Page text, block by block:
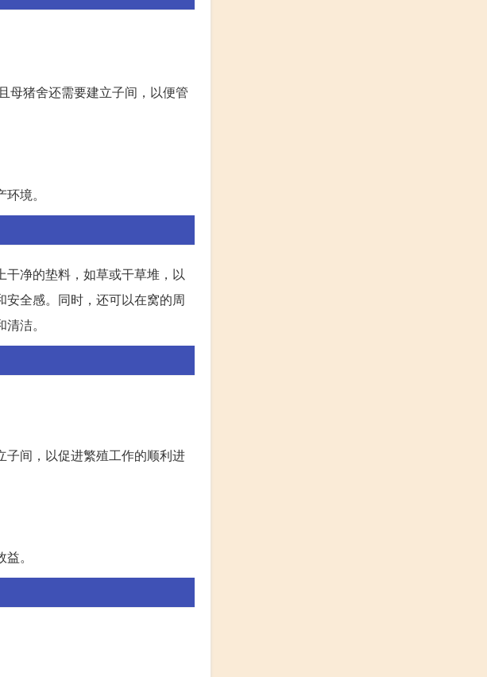
母猪舍还需要建立子间，以便管
境。
净的垫料，如草或干草堆，以
全感。同时，还可以在窝的周
洁。
间，以促进繁殖工作的顺利进
。